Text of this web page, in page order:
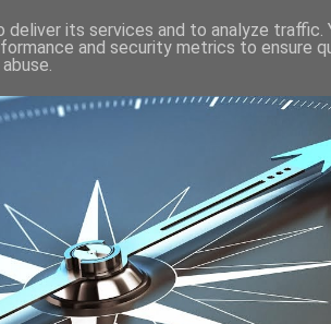
its services and to analyze traffic.
and security metrics to ensure